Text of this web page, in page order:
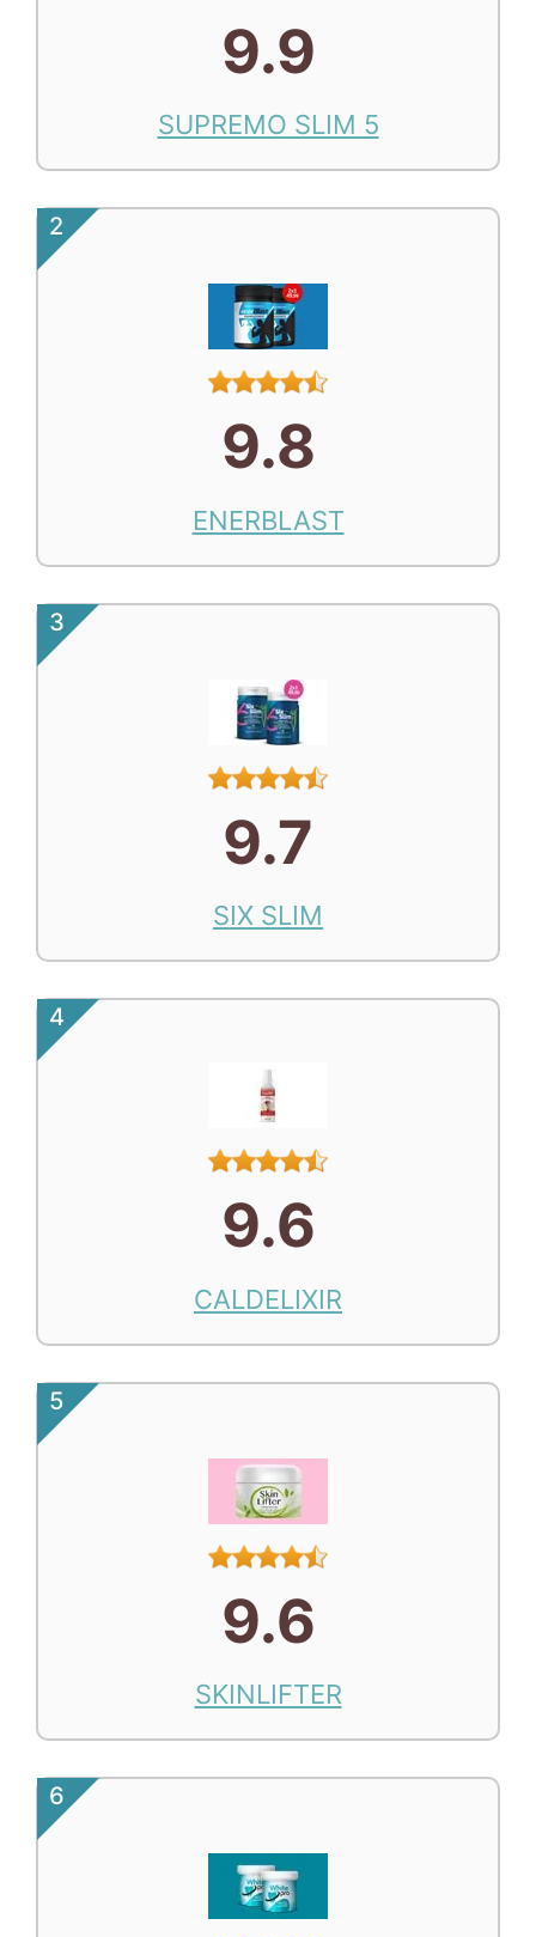
9.9
SUPREMO SLIM 5
2
9.8
ENERBLAST
3
9.7
SIX SLIM
4
9.6
CALDELIXIR
5
9.6
SKINLIFTER
6